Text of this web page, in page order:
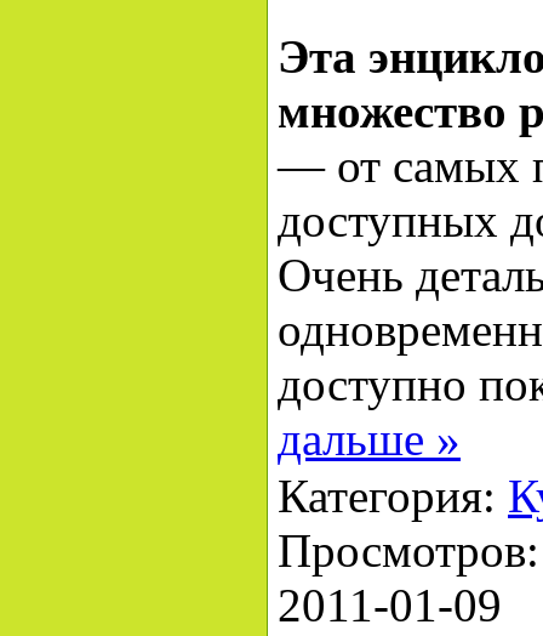
Эта
множество
— от самых
доступных
Очень
доступно
дальше »
Категория:
2011-01-09